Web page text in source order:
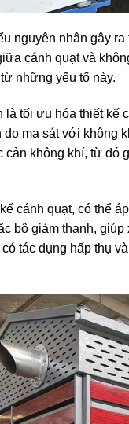
nguyên nhân gây
cánh quạt và
những yếu tố này.
tối ưu hóa thiết kế
do ma sát với không
cản không khí, từ đó
cánh quạt, có thể
bộ giảm thanh,
tác dụng hấp thụ